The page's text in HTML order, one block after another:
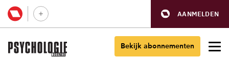
AANMELDEN
Bekijk abonnementen